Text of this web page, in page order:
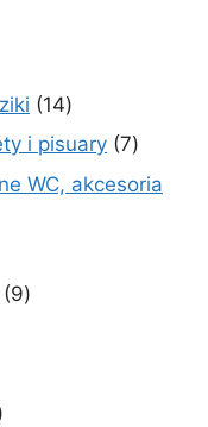
1414
produktów
i pisuary 77
WC, akcesoria
99